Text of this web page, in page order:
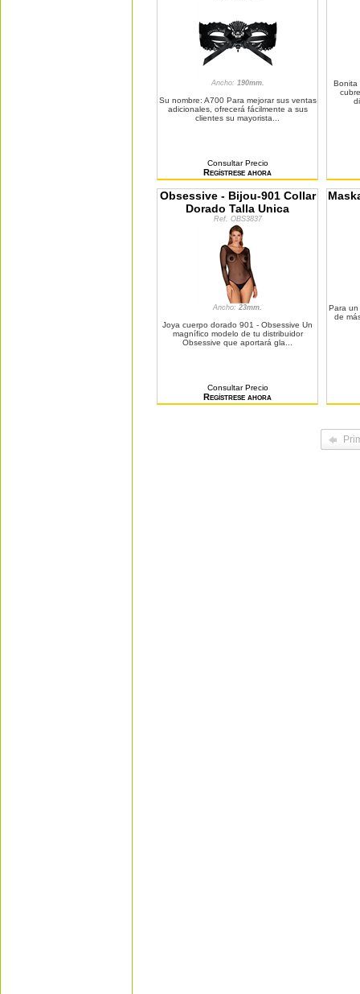
Ancho: 190mm.
Su nombre: A700 Para mejorar sus ventas
adicionales, ofrecerá fácilmente a sus
clientes su mayorista...
Consultar Precio
Regístrese ahora
Bonita
Obsessive - Bijou-901 Collar
Dorado Talla Unica
Ref. OBS3837
Ancho: 23mm.
Joya cuerpo dorado 901 - Obsessive Un
magnífico modelo de tu distribuidor
Obsessive que aportará gla...
Consultar Precio
Regístrese ahora
Para un
de